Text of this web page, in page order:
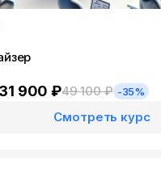
900 ₽49 100 ₽ -35%
Смотреть курс